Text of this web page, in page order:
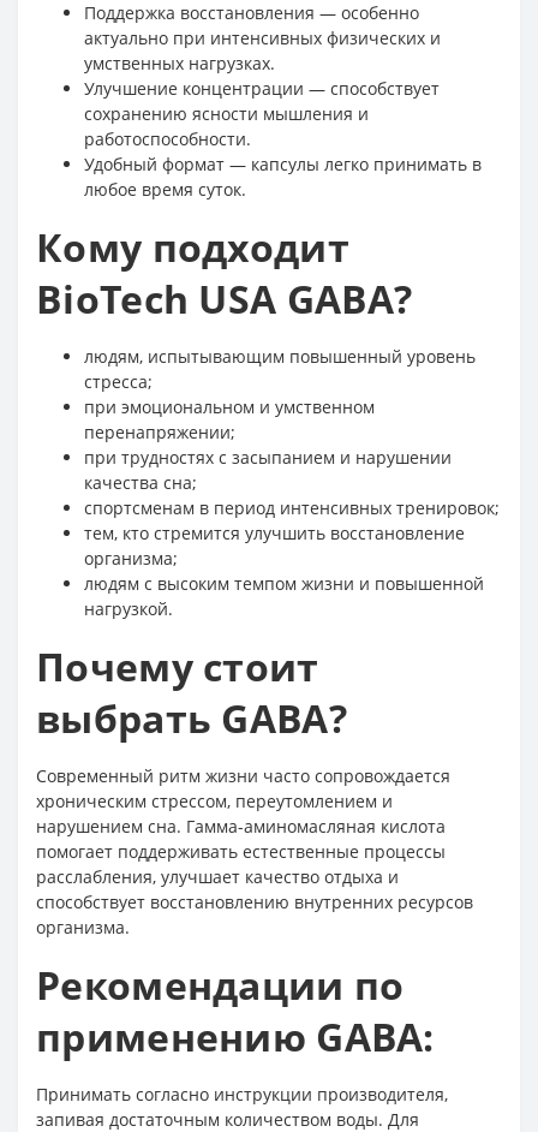
Поддержка восстановления — особенно
актуально при интенсивных физических и
умственных нагрузках.
Улучшение концентрации — способствует
сохранению ясности мышления и
работоспособности.
Удобный формат — капсулы легко принимать в
любое время суток.
Кому подходит
BioTech USA GABA?
людям, испытывающим повышенный уровень
стресса;
при эмоциональном и умственном
перенапряжении;
при трудностях с засыпанием и нарушении
качества сна;
спортсменам в период интенсивных тренировок;
тем, кто стремится улучшить восстановление
организма;
людям с высоким темпом жизни и повышенной
нагрузкой.
Почему стоит
выбрать GABA?
Современный ритм жизни часто сопровождается
хроническим стрессом, переутомлением и
нарушением сна. Гамма-аминомасляная кислота
помогает поддерживать естественные процессы
расслабления, улучшает качество отдыха и
способствует восстановлению внутренних ресурсов
организма.
Рекомендации по
применению GABA:
Принимать согласно инструкции производителя,
запивая достаточным количеством воды. Для